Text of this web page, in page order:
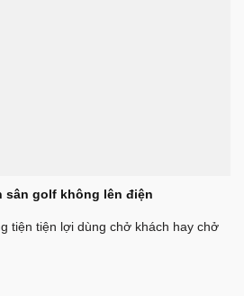
sân golf không lên điện
tiện tiện lợi dùng chở khách hay chở